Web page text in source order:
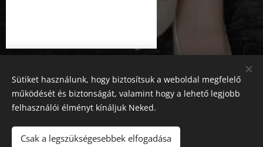
Sütiket használunk, hogy biztosítsuk a weboldal megfelelő
működését és biztonságát, valamint hogy a lehető legjobb
felhasználói élményt kínáljuk Neked.
Csak a legszükségesebbek elfogadása